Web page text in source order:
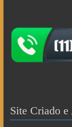
Site Criado